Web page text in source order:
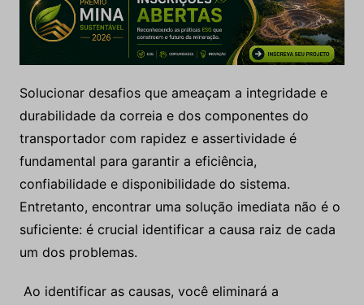
Solucionar desafios que ameaçam a integridade e
durabilidade da correia e dos componentes do
transportador com rapidez e assertividade é
fundamental para garantir a eficiência,
confiabilidade e disponibilidade do sistema.
Entretanto, encontrar uma solução imediata não é o
suficiente: é crucial identificar a causa raiz de cada
um dos problemas.
Ao identificar as causas, você eliminará a